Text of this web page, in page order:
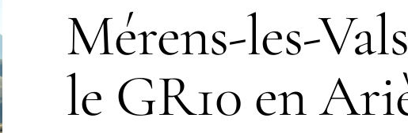
Mérens-les-
le GR10 en